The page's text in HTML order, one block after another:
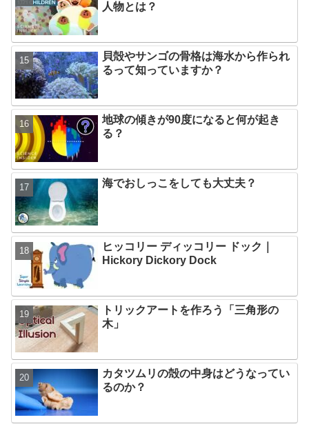
人物とは？
貝殻やサンゴの骨格は海水から作られ
るって知っていますか？
地球の傾きが90度になると何が起き
る？
海でおしっこをしても大丈夫？
ヒッコリー ディッコリー ドック｜
Hickory Dickory Dock
トリックアートを作ろう「三角形の
木」
カタツムリの殻の中身はどうなってい
るのか？